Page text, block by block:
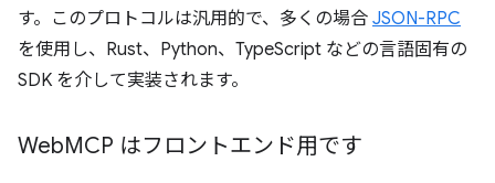
す。このプロトコルは汎用的で、多くの場合 JSON-RPC
を使用し、Rust、Python、TypeScript などの言語固有の
SDK を介して実装されます。
WebMCP はフロントエンド用です